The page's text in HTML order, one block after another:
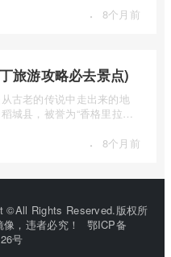
· 8个月前
旅游攻略必去景点)
古老的传说中走出来的地
城县，被誉为“香格里拉的
· 8个月前
©All Rights Reserved.版权所
，违者必究！
鄂ICP备
号